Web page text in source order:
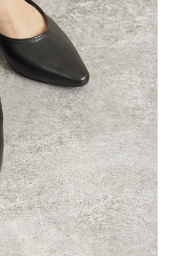
¥2,000～¥2,999以下
¥4,000以上